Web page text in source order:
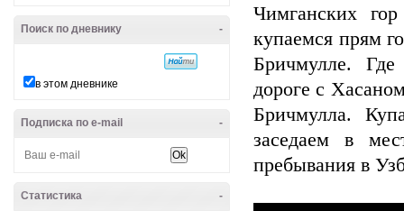
-
Поиск по дневнику
в этом дневнике
-
Подписка по e-mail
-
Статистика
Чимганских
купаемся прям
Бричмулле.
дороге с
Бричмулла.
заседаем в
пребывания в